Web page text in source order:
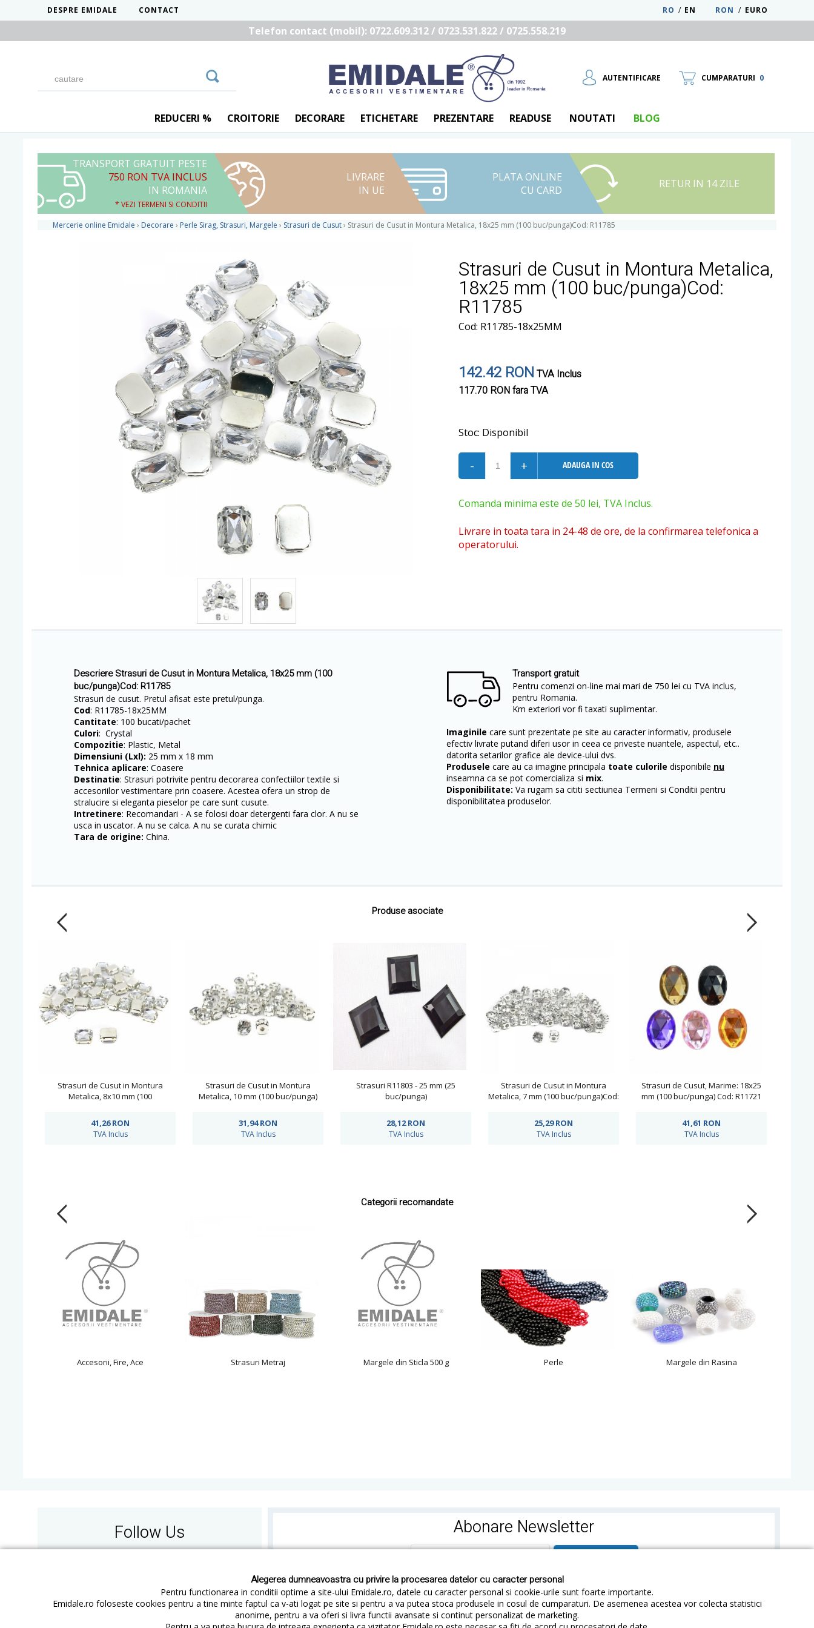
Alegerea dumneavoastra cu privire la procesarea datelor cu caracter personal
Pentru functionarea in conditii optime a site-ului Emidale.ro, datele cu caracter personal si cookie-urile sunt foarte importante.
Emidale.ro foloseste cookies pentru a tine minte faptul ca v-ati logat pe site si pentru a va putea stoca produsele in cosul de cumparaturi. De asemenea acestea vor colecta statistici
anonime, pentru a va oferi si livra functii avansate si continut personalizat de marketing.
DESPRE EMIDALE CONTACT RON / EURO
EN
/
RO
Telefon contact (mobil): 0722.609.312 / 0723.531.822 / 0725.558.219
AUTENTIFICARE
UTILIZATOR NOU
RECUPEREAZA PAROLA
CUMPARATURI 0
REDUCERI % CROITORIE DECORARE ETICHETARE PREZENTARE READUSE NOUTATI BLOG
TRANSPORT GRATUIT PESTE
750 RON TVA INCLUS
IN ROMANIA
* VEZI TERMENI SI CONDITII
LIVRARE
IN UE
PLATA ONLINE
CU CARD
RETUR IN 14 ZILE
Mercerie online Emidale › Decorare › Perle Sirag, Strasuri, Margele › Strasuri de Cusut› Strasuri de Cusut in Montura Metalica, 18x25 mm (100 buc/punga)Cod: R11785
Strasuri de Cusut in Montura Metalica,
18x25 mm (100 buc/punga)Cod:
R11785
Cod: R11785-18x25MM
142.42 RON TVA Inclus
117.70 RONfara TVA
Stoc: Disponibil
- + ADAUGA IN COS
Comanda minima este de 50 lei, TVA Inclus.
Livrare in toata tara in 24-48 de ore, de la confirmarea telefonica a
operatorului.
Descriere Strasuri de Cusut in Montura Metalica, 18x25 mm (100
buc/punga)Cod: R11785
Strasuri de cusut. Pretul afisat este pretul/punga.
Cod: R11785-18x25MM
Cantitate: 100 bucati/pachet
Culori: Crystal
Compozitie: Plastic, Metal
Dimensiuni (Lxl): 25 mm x 18 mm
Tehnica aplicare: Coasere
Destinatie: Strasuri potrivite pentru decorarea confectiilor textile si
accesoriilor vestimentare prin coasere. Acestea ofera un strop de
stralucire si eleganta pieselor pe care sunt cusute.
Intretinere: Recomandari - A se folosi doar detergenti fara clor. A nu se
usca in uscator. A nu se calca. A nu se curata chimic
Tara de origine: China.
Transport gratuit
Pentru comenzi on-line mai mari de 750 lei cu TVA inclus,
pentru Romania.
Km exteriori vor fi taxati suplimentar.
Imaginile care sunt prezentate pe site au caracter informativ, produsele
efectiv livrate putand diferi usor in ceea ce priveste nuantele, aspectul, etc..
datorita setarilor grafice ale device-ului dvs.
Produsele care au ca imagine principala toate culorile disponibile nu
inseamna ca se pot comercializa si mix.
Disponibilitate: Va rugam sa cititi sectiunea Termeni si Conditii pentru
disponibilitatea produselor.
Produse asociate
Strasuri de Cusut in Montura
Metalica, 8x10 mm (100
41,26RON
TVA Inclus
Strasuri de Cusut in Montura
Metalica, 10 mm (100 buc/punga)
31,94RON
TVA Inclus
Strasuri R11803 - 25 mm (25
buc/punga)
28,12RON
TVA Inclus
Strasuri de Cusut in Montura
Metalica, 7 mm (100 buc/punga)Cod:
25,29RON
TVA Inclus
Strasuri de Cusut, Marime: 18x25
mm (100 buc/punga) Cod: R11721
41,61 RON
TVA Inclus
Categorii recomandate
Accesorii, Fire, Ace Strasuri Metraj Margele din Sticla 500 g Perle Margele din Rasina
Follow Us Abonare Newsletter